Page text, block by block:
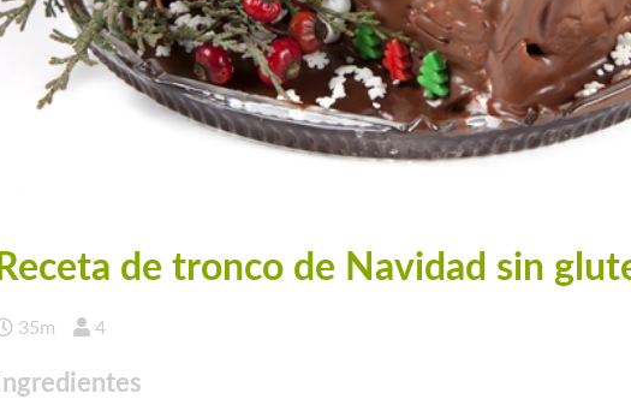
Receta de tronco de Navidad sin
35m 4
Ingredientes